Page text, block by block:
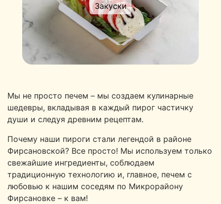
Закуски
Мы не просто печем – мы создаем кулинарные
шедевры, вкладывая в каждый пирог частичку
души и следуя древним рецептам.
Почему наши пироги стали легендой в районе
Фирсановской? Все просто! Мы используем только
свежайшие ингредиенты, соблюдаем
традиционную технологию и, главное, печем с
любовью к нашим соседям по Микрорайону
Фирсановке – к вам!